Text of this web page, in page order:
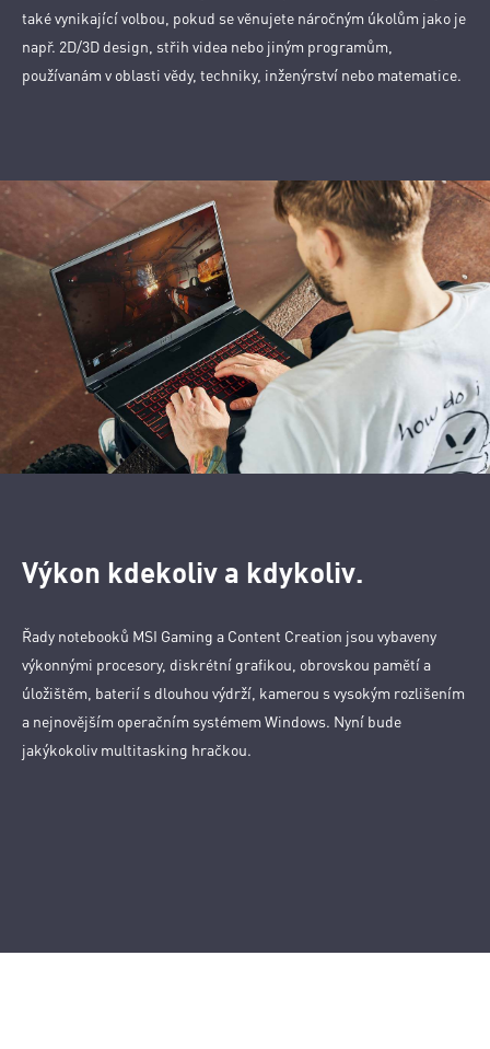
také vynikající volbou, pokud se věnujete náročným úkolům jako je
např. 2D/3D design, střih videa nebo jiným programům,
používanám v oblasti vědy, techniky, inženýrství nebo matematice.
Výkon kdekoliv a kdykoliv.
Řady notebooků MSI Gaming a Content Creation jsou vybaveny
výkonnými procesory, diskrétní grafikou, obrovskou pamětí a
úložištěm, baterií s dlouhou výdrží, kamerou s vysokým rozlišením
a nejnovějším operačním systémem Windows. Nyní bude
jakýkokoliv multitasking hračkou.